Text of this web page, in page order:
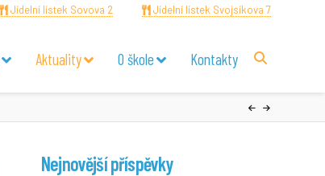
Jídelní lístek Sovova 2 Jídelní lístek Svojsíkova 7
Aktuality O škole Kontakty
Nejnovější příspěvky